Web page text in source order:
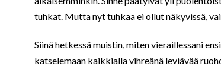
tuhkat. Mutta nyt tuhkaa ei ollut näkyvissä,
Siinä hetkessä muistin, miten vieraillessani
katselemaan kaikkialla vihreänä leviävää